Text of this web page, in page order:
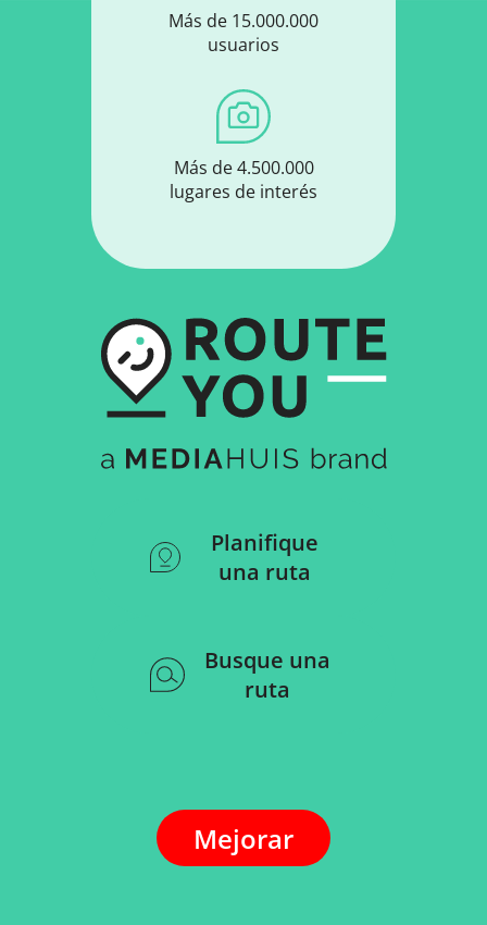
Más de 15.000.000
usuarios
Más de 4.500.000
lugares de interés
Planifique
una ruta
Busque una
ruta
Mejorar